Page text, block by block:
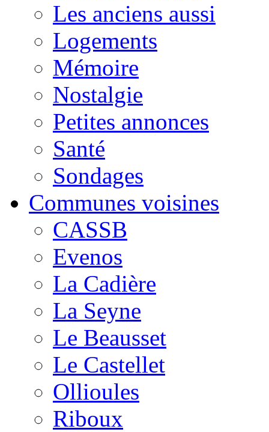
Les anciens aussi
Logements
Mémoire
Nostalgie
Petites annonces
Santé
Sondages
Communes voisines
CASSB
Evenos
La Cadière
La Seyne
Le Beausset
Le Castellet
Ollioules
Riboux